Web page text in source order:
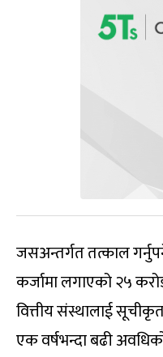
जसअन्तर्गत तत्काल
कर्जामा लगाएको २५
वित्तीय संस्थालाई
एक वर्षभन्दा बढी